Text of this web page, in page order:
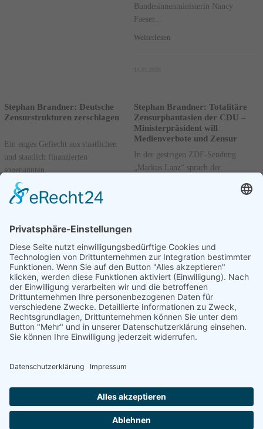
Bundesinnenministerin Nancy
Faeser...
Weiterlesen
14.01.2026
Stephan Brandner: Deutsche
Zensurstrukturen zerschlagen
Ein enges Geflecht aus staatlichen
und staatlich finanzierten
sogenannten
Nichtregierungsorganisationen sorgt
in Deutschland für immer stärkere...
12.01.2026
Stephan Brandner: Totalitäre
Zensurphantasien der CDU –
Ministerpräsident will
Medienverbote und Zensur
In der gestrigen ZDF-Sendung
„Markus Lanz“ sprach der
Holsteins, Daniel Günther (CDU),
09.01.2026
Seite 3 von 126. Vorherige 1 2 3 4 ....
Archiv